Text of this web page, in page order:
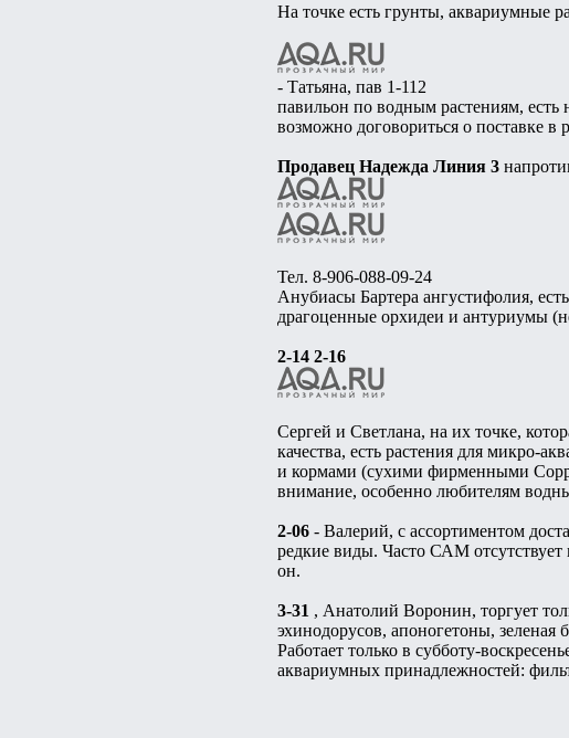
На точке есть грунты, аквариумные
- Татьяна, пав 1-112
павильон по водным растениям,
возможно договориться о поставке в
Продавец Надежда Линия 3
Тел. 8-906-088-09-24
Анубиасы Бартера ангустифолия,
драгоценные орхидеи и антуриумы
2-14 2-16
Сергей и Светлана, на их точке,
качества, есть растения для микро-
и кормами (сухими фирменными
внимание, особенно любителям
2-06 - Валерий, с ассортиментом
редкие виды. Часто САМ отсутствует
он.
3-31 , Анатолий Воронин, торгует
эхинодорусов, апоногетоны,
Работает только в субботу-
аквариумных принадлежностей: